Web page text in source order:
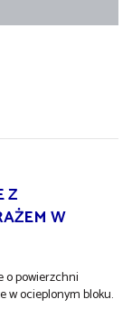
Z
W
o powierzchni
w ocieplonym bloku.